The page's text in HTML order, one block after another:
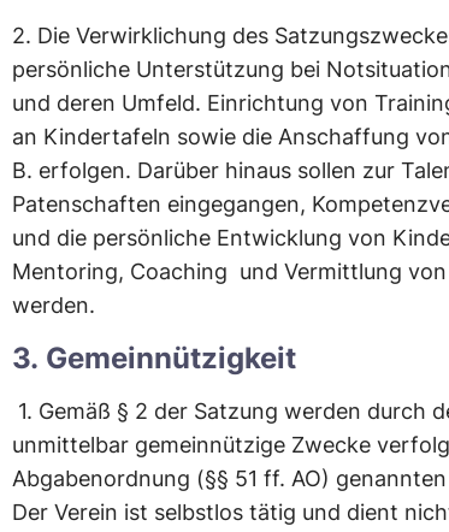
2. Die Verwirklichung des
persönliche Unterstützung bei
und deren Umfeld. Einrichtung von
an Kindertafeln sowie die Anschaffung
B. erfolgen. Darüber hinaus sollen zur
Patenschaften eingegangen,
und die persönliche Entwicklung von
Mentoring, Coaching und Vermittlung
werden.
3. Gemeinnützigkeit
1. Gemäß § 2 der Satzung werden durch
unmittelbar gemeinnützige Zwecke
Abgabenordnung (§§ 51 ff. AO)
Der Verein ist selbstlos tätig und dient